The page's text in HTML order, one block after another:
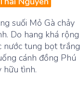
suối Mỏ Gà chảy
Do hang khá rộng
nước tung bọt trắng
cánh đồng Phú
hữu tình.